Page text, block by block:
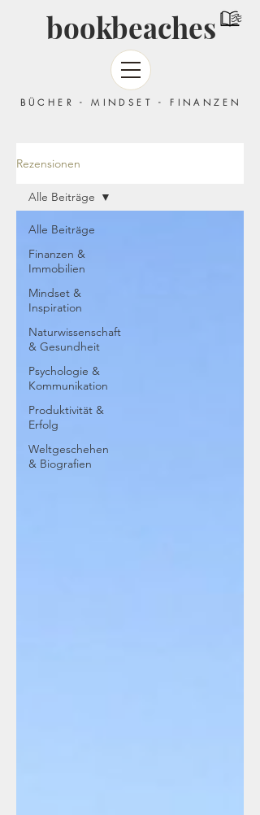
bookbeaches
BÜCHER - MINDSET - FINANZEN
Rezensionen
Alle Beiträge
Finanzen &
Immobilien
Mindset &
Inspiration
Naturwissenschaft
& Gesundheit
Psychologie &
Kommunikation
Produktivität &
Erfolg
Weltgeschehen
& Biografien
Alle Beiträge